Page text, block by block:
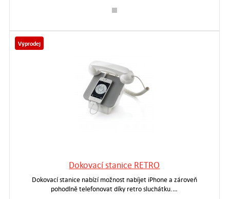
Výprodej
Dokovací stanice RETRO
Dokovací stanice nabízí možnost nabíjet iPhone a zároveň
pohodlně telefonovat díky retro sluchátku.…